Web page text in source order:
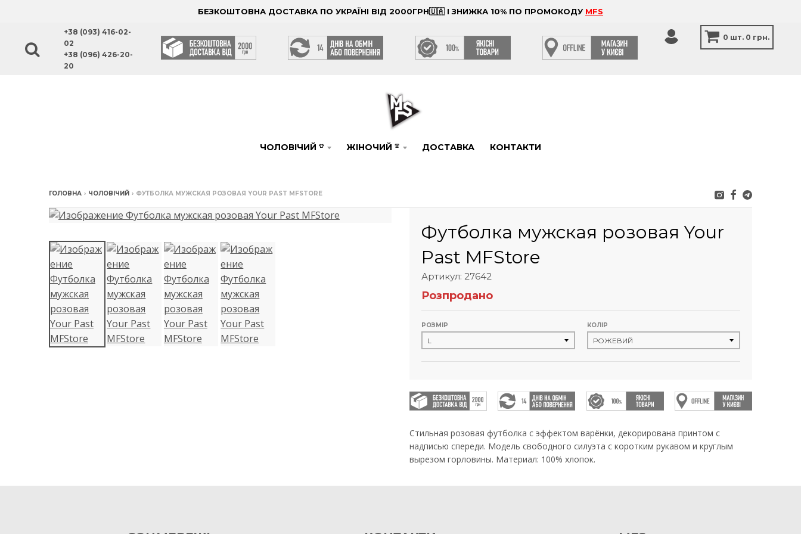
БЕЗКОШТОВНА ДОСТАВКА ПО УКРАЇНІ ВІД 2000ГРН🇺🇦 І ЗНИЖКА 10% ПО ПРОМОКОДУ MFS
+38 (093) 416-02-
02
+38 (096) 426-20-
20
0 шт. 0 грн.
ЧОЛОВІЧИЙ 👕 ЖІНОЧИЙ 👚 ДОСТАВКА КОНТАКТИ
ГОЛОВНА › ЧОЛОВІЧИЙ › ФУТБОЛКА МУЖСКАЯ РОЗОВАЯ YOUR PAST MFSTORE
Футболка мужская розовая Your
Past MFStore
Артикул: 27642
Розпродано
РОЗМІР КОЛІР
Стильная розовая футболка с эффектом варёнки, декорирована принтом с
надписью спереди. Модель свободного силуэта с коротким рукавом и круглым
вырезом горловины. Материал: 100% хлопок.